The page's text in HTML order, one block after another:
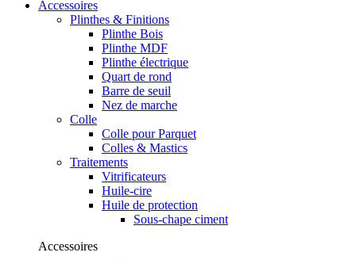
Accessoires
Plinthes & Finitions
Plinthe Bois
Plinthe MDF
Plinthe électrique
Quart de rond
Barre de seuil
Nez de marche
Colle
Colle pour Parquet
Colles & Mastics
Traitements
Vitrificateurs
Huile-cire
Huile de protection
Sous-chape ciment
Accessoires